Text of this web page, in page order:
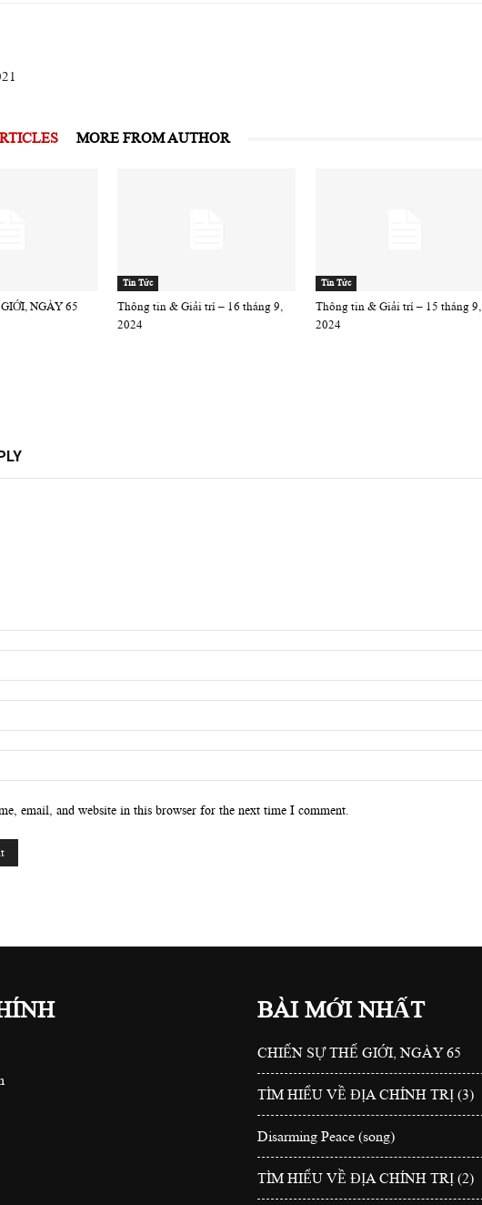
MORE FROM AUTHOR
NGÀY 65
Tin Tức
Thông tin & Giải trí – 16 tháng 9,
2024
Tin Tức
Thông tin & Giải trí – 15 tháng 9,
2024
email, and website in this browser for the next time I comment.
BÀI MỚI NHẤT
CHIẾN SỰ THẾ GIỚI, NGÀY 65
TÌM HIỂU VỀ ĐỊA CHÍNH TRỊ (3)
Disarming Peace (song)
TÌM HIỂU VỀ ĐỊA CHÍNH TRỊ (2)